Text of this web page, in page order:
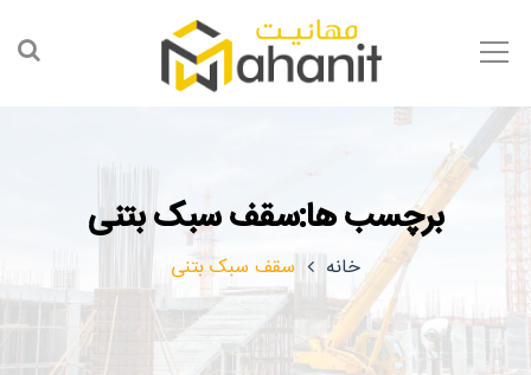
برچسب ها:سقف سبک بتنی
خانه سقف سبک بتنی